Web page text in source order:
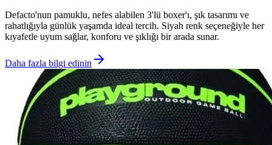
Defacto'nun pamuklu, nefes alabilen 3'lü boxer'ı, şık tasarımı ve
rahatlığıyla günlük yaşamda ideal tercih. Siyah renk seçeneğiyle her
kıyafetle uyum sağlar, konforu ve şıklığı bir arada sunar.
Daha fazla bilgi edinin